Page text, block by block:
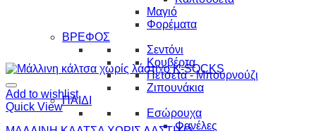
Μαγιό
Φορέματα
ΒΡΕΦΟΣ
Σεντόνι
Κουβέρτα
Πετσέτα - Μπουρνούζι
Ζιπουνάκια
ΠΑΙΔΙ
Εσώρουχα
Φανέλες
Add to wishlist
Quick View